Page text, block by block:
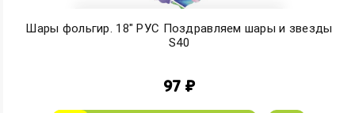
Шары фольгир. 18" РУС Поздравляем шары и звезды
S40
97 ₽